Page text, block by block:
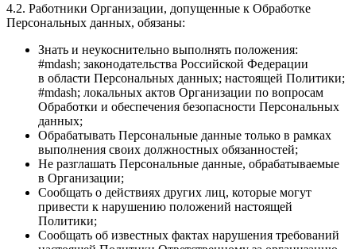
4.2. Работники Организации, допущенные к Обработке
Персональных данных, обязаны:
Знать и неукоснительно выполнять положения:
#mdash; законодательства Российской Федерации
в области Персональных данных; настоящей Политики;
#mdash; локальных актов Организации по вопросам
Обработки и обеспечения безопасности Персональных
данных;
Обрабатывать Персональные данные только в рамках
выполнения своих должностных обязанностей;
Не разглашать Персональные данные, обрабатываемые
в Организации;
Сообщать о действиях других лиц, которые могут
привести к нарушению положений настоящей
Политики;
Сообщать об известных фактах нарушения требований